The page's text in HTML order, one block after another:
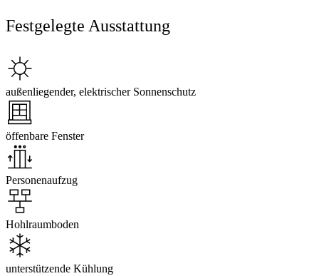
Festgelegte Ausstattung
außenliegender, elektrischer Sonnenschutz
öffenbare Fenster
Personenaufzug
Hohlraumboden
unterstützende Kühlung